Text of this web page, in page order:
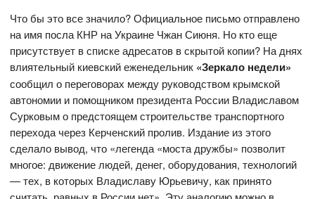
Что бы это все значило? Официальное письмо отправлено
на имя посла КНР на Украине Чжан Сиюня. Но кто еще
присутствует в списке адресатов в скрытой копии? На днях
влиятельный киевский еженедельник «Зеркало недели»
сообщил о переговорах между руководством крымской
автономии и помощником президента России Владиславом
Сурковым о предстоящем строительстве транспортного
перехода через Керченский пролив. Издание из этого
сделало вывод, что «легенда «моста дружбы» позволит
многое: движение людей, денег, оборудования, технологий
— тех, в которых Владиславу Юрьевичу, как принято